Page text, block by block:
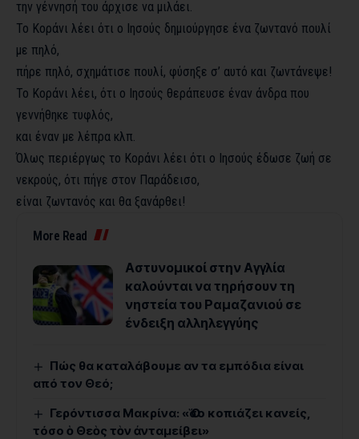
την γέννησή του άρχισε να μιλάει.
Το Κοράνι λέει ότι ο Ιησούς δημιούργησε ένα ζωντανό πουλί
με πηλό,
πήρε πηλό, σχημάτισε πουλί, φύσηξε σ’ αυτό και ζωντάνεψε!
Το Κοράνι λέει, ότι ο Ιησούς θεράπευσε έναν άνδρα που
γεννήθηκε τυφλός,
και έναν με λέπρα κλπ.
Όλως περιέργως το Κοράνι λέει ότι ο Ιησούς έδωσε ζωή σε
νεκρούς, ότι πήγε στον Παράδεισο,
είναι ζωντανός και θα ξανάρθει!
More Read
Αστυνομικοί στην Αγγλία
καλούνται να τηρήσουν τη
νηστεία του Ραμαζανιού σε
ένδειξη αλληλεγγύης
Πώς θα καταλάβουμε αν τα εμπόδια είναι
από τον Θεό;
Γερόντισσα Μακρίνα: «Ὅσο κοπιάζει κανείς,
τόσο ὁ Θεὸς τὸν ἀνταμείβει»